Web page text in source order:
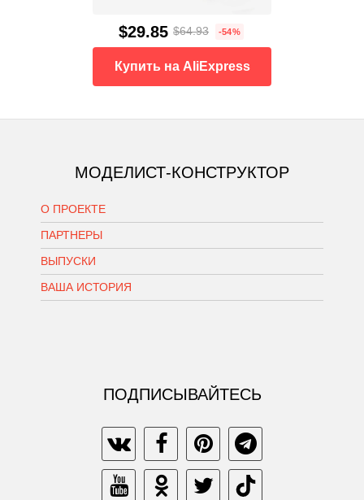
$29.85 $64.93 -54%
Купить на AliExpress
МОДЕЛИСТ-КОНСТРУКТОР
О ПРОЕКТЕ
ПАРТНЕРЫ
ВЫПУСКИ
ВАША ИСТОРИЯ
ПОДПИСЫВАЙТЕСЬ